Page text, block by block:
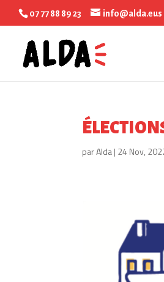
07 77 88 89 23 info@alda.eus
parAlda| 24 Nov,